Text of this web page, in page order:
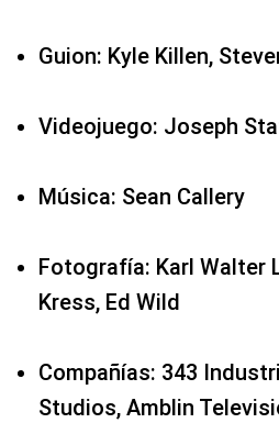
Guion: Kyle Killen,
Videojuego: Joseph
Música: Sean Callery
Fotografía: Karl Walter
Kress, Ed Wild
Compañías: 343
Studios, Amblin